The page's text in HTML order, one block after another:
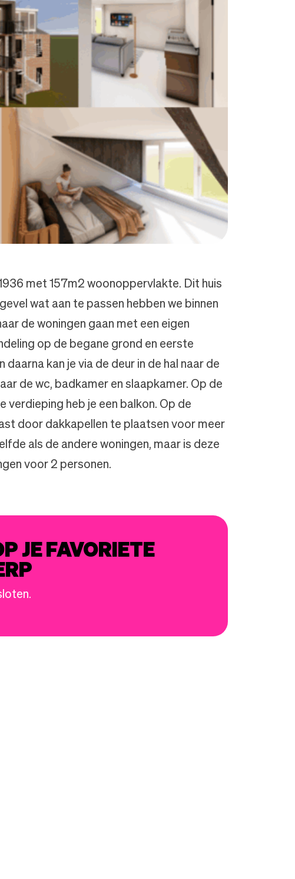
met 157m2 woonoppervlakte. Dit huis
wat aan te passen hebben we binnen
de woningen gaan met een eigen
op de begane grond en eerste
kan je via de deur in de hal naar de
de wc, badkamer en slaapkamer. Op de
verdieping heb je een balkon. Op de
door dakkapellen te plaatsen voor meer
als de andere woningen, maar is deze
voor 2 personen.
JE FAVORIETE